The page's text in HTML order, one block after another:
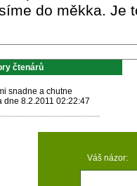
do měkka. Je
čtenárů
snadne a chutne
dne 8.2.2011 02:22:47
Váš názor: